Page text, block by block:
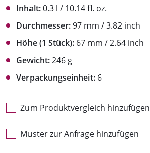
Inhalt:0.3 l / 10.14 fl. oz.
Durchmesser:97 mm / 3.82 inch
Höhe (1 Stück): 67 mm / 2.64 inch
Gewicht:246 g
Verpackungseinheit: 6
Zum Produktvergleich hinzufügen
Muster zur Anfrage hinzufügen